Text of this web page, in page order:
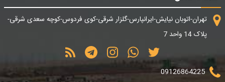
تهران-اتوبان نیایش-ایرانپارس-گلزار شرقی-کوی فردوس-کوچه سعدی شرقی-
پلاک 14 واحد 7
09126864225